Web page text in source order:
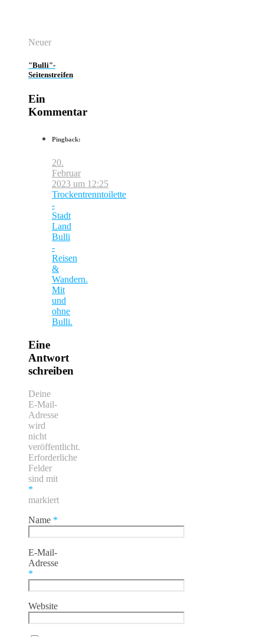
Neuer
"Bulli"-
Seitenstreifen
Ein
Kommentar
Pingback:
20.
Februar
2023 um 12:25
Trockentrenntoilette
-
Stadt
Land
Bulli
-
Reisen
&
Wandern.
Mit
und
ohne
Bulli.
Eine
Antwort
schreiben
Deine
E-Mail-
Adresse
wird
nicht
veröffentlicht.
Erforderliche
Felder
sind mit
*
markiert
Name *
E-Mail-
Adresse
*
Website